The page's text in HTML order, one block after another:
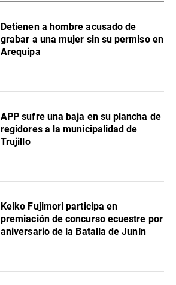
Detienen a hombre acusado de
grabar a una mujer sin su permiso en
Arequipa
APP sufre una baja en su plancha de
regidores a la municipalidad de
Trujillo
Keiko Fujimori participa en
premiación de concurso ecuestre por
aniversario de la Batalla de Junín